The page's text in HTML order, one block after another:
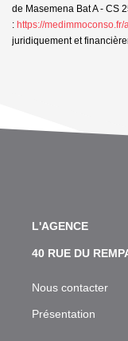
de Masemena Bat A - CS
: https://
juridiquement et
L'AGENCE
40 RUE DU
Nous contacter
Présentation